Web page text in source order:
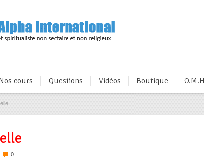
Nos cours Questions Vidéos Boutique O.M.H
0